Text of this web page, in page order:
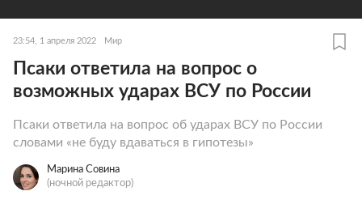
23:54, 1 апреля 2022 Мир
Псаки ответила на вопрос о
возможных ударах ВСУ по России
Псаки ответила на вопрос об ударах ВСУ по России
словами «не буду вдаваться в гипотезы»
Марина Совина
(ночной редактор)